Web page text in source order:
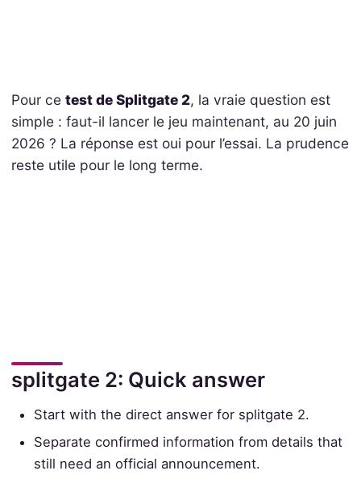
Pour ce test de Splitgate 2, la vraie question est
simple : faut-il lancer le jeu maintenant, au 20 juin
2026 ? La réponse est oui pour l’essai. La prudence
reste utile pour le long terme.
splitgate 2: Quick answer
Start with the direct answer for splitgate 2.
Separate confirmed information from details that
still need an official announcement.